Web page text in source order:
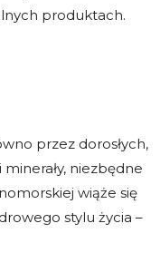
produktach.
przez dorosłych,
niezbędne
wiąże się
stylu życia –